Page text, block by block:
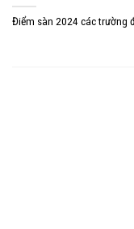
Điểm sàn 2024 các trường